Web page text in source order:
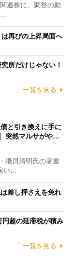
連株に、調整の動
再びの上昇局面へ
所だけじゃない！
一覧を見る
と引き換えに手に
突然マルサがや…
磯貝清明氏の著書
い…
差し押さえを免れ
超の延滞税が積み
一覧を見る